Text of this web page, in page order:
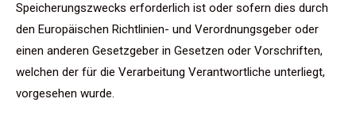
Speicherungszwecks erforderlich ist oder sofern dies durch
den Europäischen Richtlinien- und Verordnungsgeber oder
einen anderen Gesetzgeber in Gesetzen oder Vorschriften,
welchen der für die Verarbeitung Verantwortliche unterliegt,
vorgesehen wurde.